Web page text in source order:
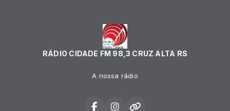
RÁDIO CIDADE FM 98,3 CRUZ ALTA RS
A nossa rádio